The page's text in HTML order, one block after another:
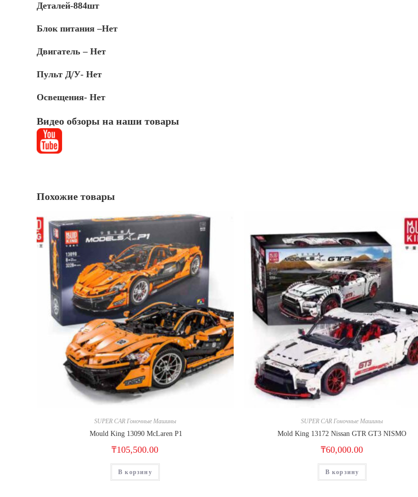
Деталей-884шт
Блок питания –Нет
Двигатель – Нет
Пульт Д/У- Нет
Освещения- Нет
Видео обзоры на наши товары
Похожие товары
SUPER CAR Гоночные Машины
Mould King 13090 McLaren P1
₸105,500.00
В корзину
SUPER CAR Гоночные Машины
Mold King 13172 Nissan GTR GT3 NISMO
₸60,000.00
В корзину